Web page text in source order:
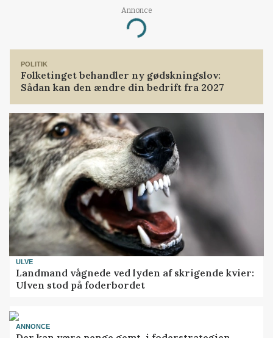
Annonce
Loading...
POLITIK
Folketinget behandler ny gødskningslov:
Sådan kan den ændre din bedrift fra 2027
ULVE
Landmand vågnede ved lyden af skrigende kvier:
Ulven stod på foderbordet
ANNONCE